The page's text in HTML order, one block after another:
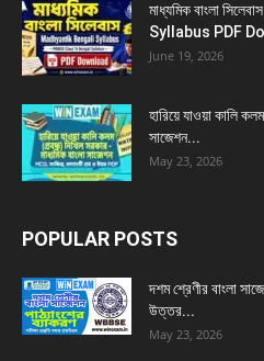
মাধ্যমিক বাংলা
Syllabus PDF
June 19, 2026
হারিয়ে যাওয়া কালি
সাজেশন...
May 23, 2026
POPULAR POSTS
দশম শ্রেণীর বাংলা
উত্তর...
May 23, 2026